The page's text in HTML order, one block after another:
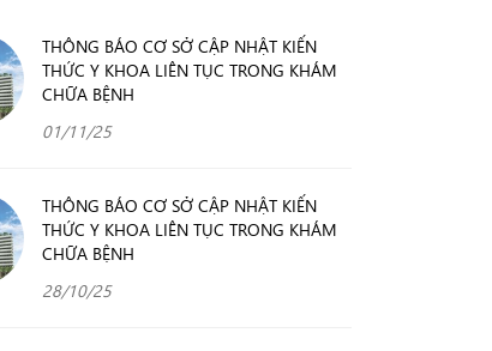
THÔNG BÁO CƠ SỞ CẬP NHẬT KIẾN
THỨC Y KHOA LIÊN TỤC TRONG KHÁM
CHỮA BỆNH
01/11/25
THÔNG BÁO CƠ SỞ CẬP NHẬT KIẾN
THỨC Y KHOA LIÊN TỤC TRONG KHÁM
CHỮA BỆNH
28/10/25